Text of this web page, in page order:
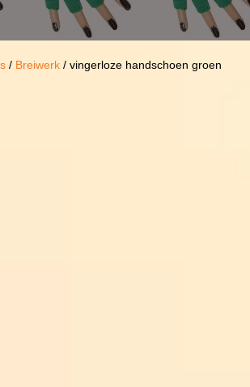
/ Breiwerk / vingerloze handschoen groen